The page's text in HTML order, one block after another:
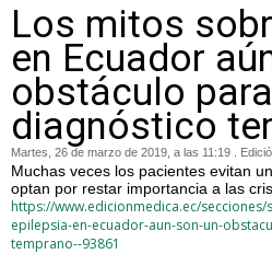
Los mitos
en Ecuador
obstáculo para
diagnóstico
Martes, 26 de marzo de 2019, a las 11:19 .
Muchas veces los pacientes evitan
optan por restar importancia a las
https://www.edicionmedica.ec/
epilepsia-en-ecuador-aun-son-un-
temprano--93861